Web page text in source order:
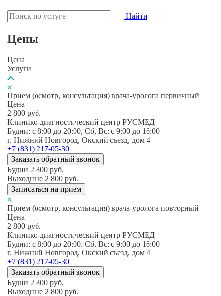
Найти
Цены
Цена
Услуги
Прием (осмотр, консультация) врача-уролога первичный
Цена
2 800 руб.
Клинико-диагностический центр РУСМЕД
Будни: c 8:00 до 20:00, Сб, Вс: c 9:00 до 16:00
г. Нижний Новгород, Окский съезд, дом 4
+7 (831) 217-05-30
Заказать обратный звонок
Будни 2 800 руб.
Выходные 2 800 руб.
Записаться на прием
Прием (осмотр, консультация) врача-уролога повторный
Цена
2 800 руб.
Клинико-диагностический центр РУСМЕД
Будни: c 8:00 до 20:00, Сб, Вс: c 9:00 до 16:00
г. Нижний Новгород, Окский съезд, дом 4
+7 (831) 217-05-30
Заказать обратный звонок
Будни 2 800 руб.
Выходные 2 800 руб.